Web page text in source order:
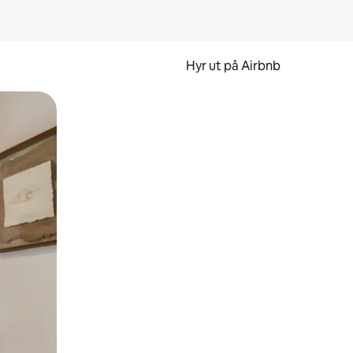
Hyr ut på Airbnb